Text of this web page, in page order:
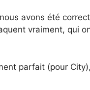
avons été
vraiment, qui
parfait (pour